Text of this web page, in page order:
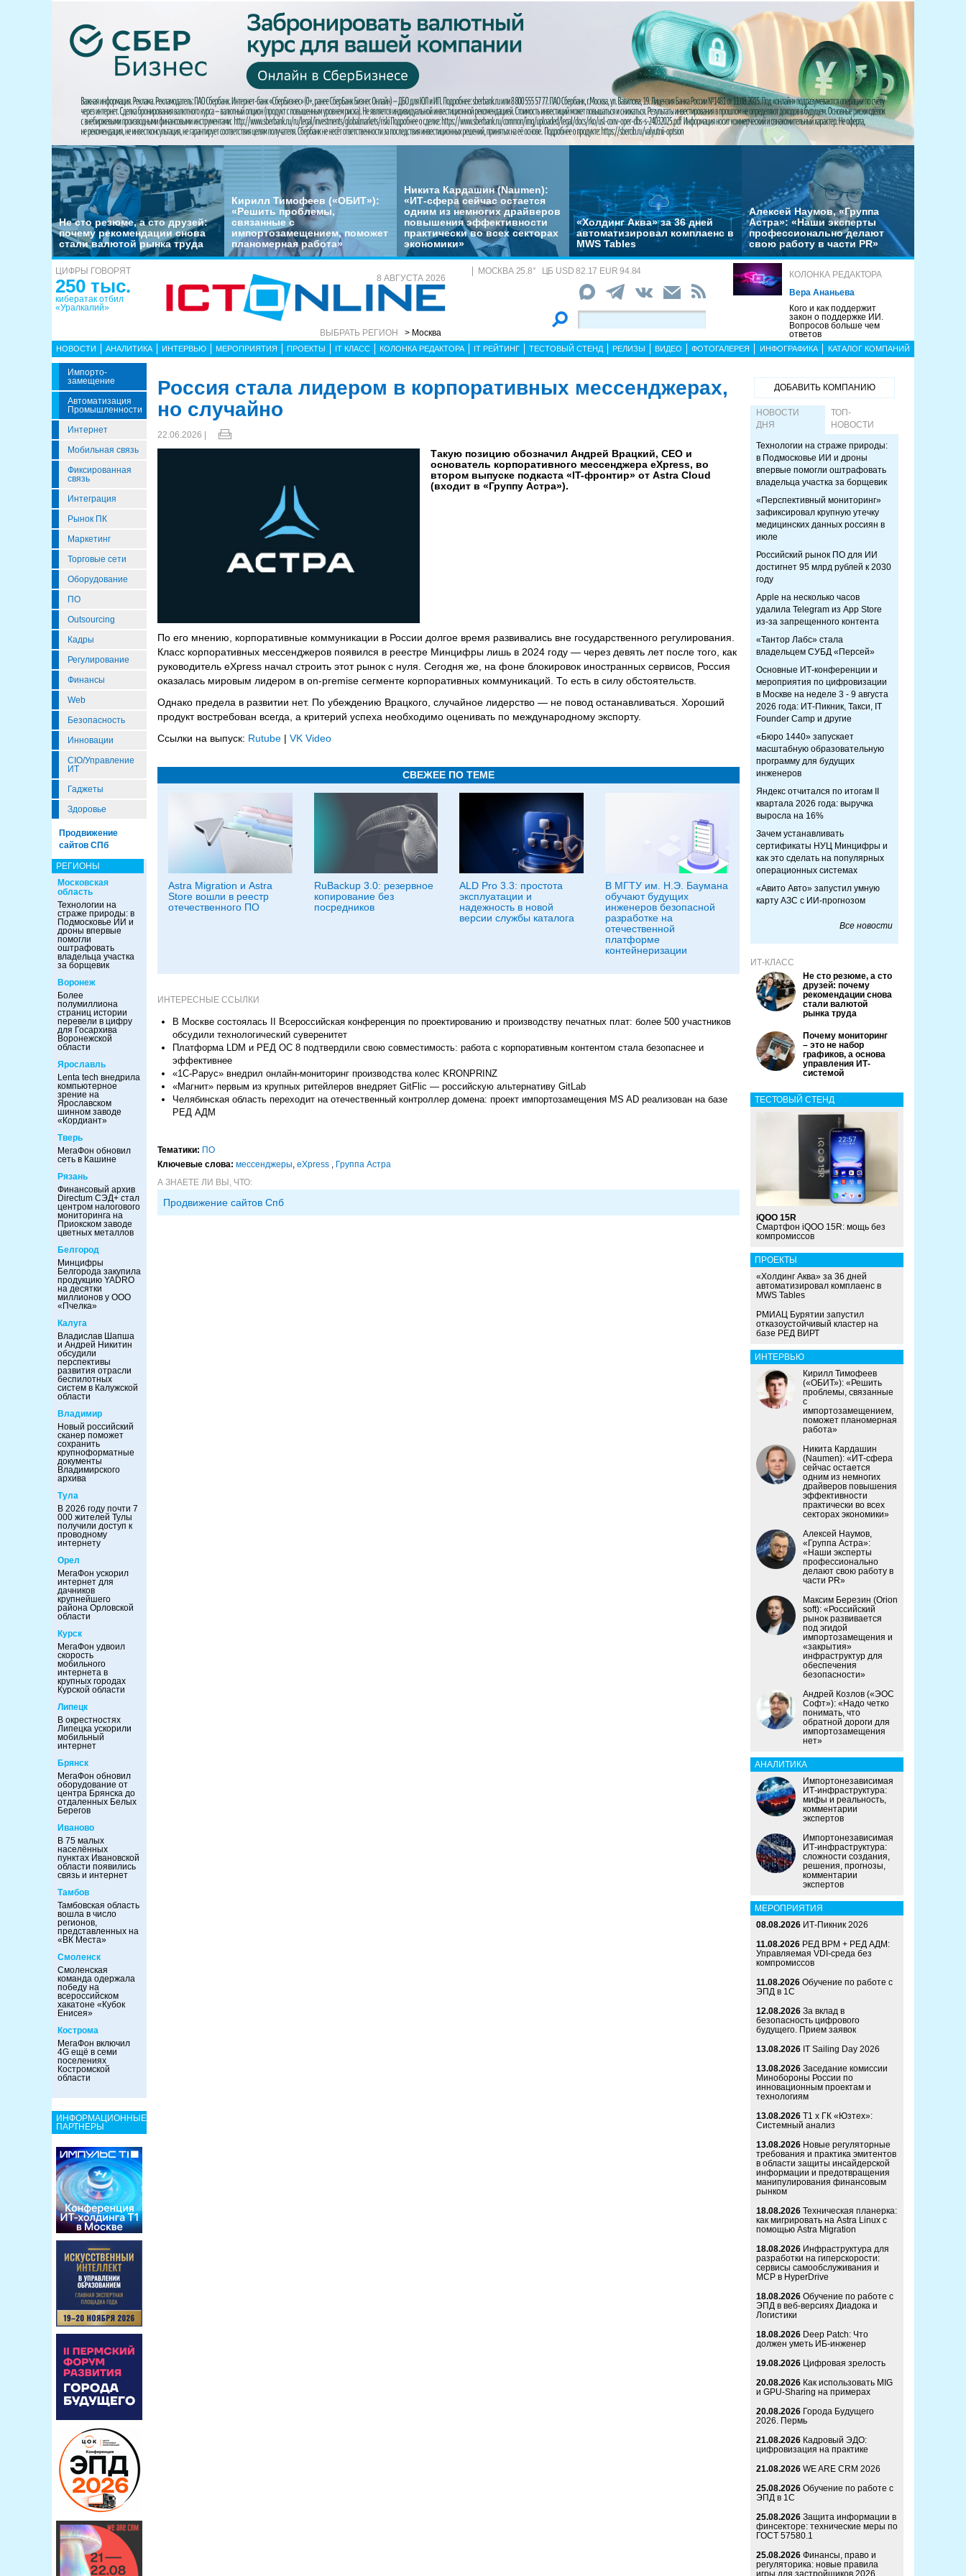
Не сто резюме, а сто друзей:
почему рекомендации снова
стали валютой рынка труда
Кирилл Тимофеев («ОБИТ»):
«Решить проблемы,
связанные с
импортозамещением, поможет
планомерная работа»
Никита Кардашин (Naumen):
«ИТ-сфера сейчас остается
одним из немногих драйверов
повышения эффективности
практически во всех секторах
экономики»
«Холдинг Аква» за 36 дней
автоматизировал комплаенс в
MWS Tables
Алексей Наумов, «Группа
Астра»: «Наши эксперты
профессионально делают
свою работу в части PR»
ЦИФРЫ ГОВОРЯТ
250 тыс.
кибератак отбил
«Уралкалий»
8 АВГУСТА 2026
ВЫБРАТЬ РЕГИОН > Москва
МОСКВА 25.8° ЦБ USD 82.17 EUR 94.84
КОЛОНКА РЕДАКТОРА
Вера Ананьева
Кого и как поддержит
закон о поддержке ИИ.
Вопросов больше чем
ответов
НОВОСТИ АНАЛИТИКА ИНТЕРВЬЮ МЕРОПРИЯТИЯ ПРОЕКТЫ IT КЛАСС КОЛОНКА РЕДАКТОРА IT РЕЙТИНГ ТЕСТОВЫЙ СТЕНД РЕЛИЗЫ ВИДЕО ФОТОГАЛЕРЕЯ ИНФОГРАФИКА КАТАЛОГ КОМПАНИЙ
Импорто­
Замещение
Автоматизация
Промышленности
Интернет
Мобильная связь
Фиксированная
связь
Интеграция
Рынок ПК
Маркетинг
Торговые сети
Оборудование
ПО
Outsourcing
Кадры
Регулирование
Финансы
Web
Безопасность
Инновации
CIO/Управление
ИТ
Гаджеты
Здоровье
Продвижение
сайтов СПб
РЕГИОНЫ
Московская
область
Технологии на
страже природы: в
Подмосковье ИИ и
дроны впервые
помогли
оштрафовать
владельца участка
за борщевик
Воронеж
Более
полумиллиона
страниц истории
перевели в цифру
для Госархива
Воронежской
области
Ярославль
Lenta tech внедрила
компьютерное
зрение на
Ярославском
шинном заводе
«Кордиант»
Тверь
МегаФон обновил
сеть в Кашине
Рязань
Финансовый архив
Directum СЭД+ стал
центром налогового
мониторинга на
Приокском заводе
цветных металлов
Белгород
Минцифры
Белгорода закупила
продукцию YADRO
на десятки
миллионов у ООО
«Пчелка»
Калуга
Владислав Шапша
и Андрей Никитин
обсудили
перспективы
развития отрасли
беспилотных
систем в Калужской
области
Владимир
Новый российский
сканер поможет
сохранить
крупноформатные
документы
Владимирского
архива
Тула
В 2026 году почти 7
000 жителей Тулы
получили доступ к
проводному
интернету
Орел
МегаФон ускорил
интернет для
дачников
крупнейшего
района Орловской
области
Курск
МегаФон удвоил
скорость
мобильного
интернета в
крупных городах
Курской области
Липецк
В окрестностях
Липецка ускорили
мобильный
интернет
Брянск
МегаФон обновил
оборудование от
центра Брянска до
отдаленных Белых
Берегов
Иваново
В 75 малых
населённых
пунктах Ивановской
области появились
связь и интернет
Тамбов
Тамбовская область
вошла в число
регионов,
представленных на
«ВК Места»
Смоленск
Смоленская
команда одержала
победу на
всероссийском
хакатоне «Кубок
Енисея»
Кострома
МегаФон включил
4G ещё в семи
поселениях
Костромской
области
ИНФОРМАЦИОННЫЕ
ПАРТНЕРЫ
Россия стала лидером в корпоративных мессенджерах,
но случайно
22.06.2026 |
Такую позицию обозначил Андрей Врацкий, CEO и
основатель корпоративного мессенджера eXpress, во
втором выпуске подкаста «IT-фронтир» от Astra Cloud
(входит в «Группу Астра»).
По его мнению, корпоративные коммуникации в России долгое время развивались вне государственного регулирования.
Класс корпоративных мессенджеров появился в реестре Минцифры лишь в 2024 году — через девять лет после того, как
руководитель eXpress начал строить этот рынок с нуля. Сегодня же, на фоне блокировок иностранных сервисов, Россия
оказалась мировым лидером в on-premise сегменте корпоративных коммуникаций. То есть в силу обстоятельств.
Однако предела в развитии нет. По убеждению Врацкого, случайное лидерство — не повод останавливаться. Хороший
продукт востребован всегда, а критерий успеха необходимо оценивать по международному экспорту.
Ссылки на выпуск: Rutube | VK Video
СВЕЖЕЕ ПО ТЕМЕ
Astra Migration и Astra
Store вошли в реестр
отечественного ПО
RuBackup 3.0: резервное
копирование без
посредников
ALD Pro 3.3: простота
эксплуатации и
надежность в новой
версии службы каталога
В МГТУ им. Н.Э. Баумана
обучают будущих
инженеров безопасной
разработке на
отечественной
платформе
контейнеризации
ИНТЕРЕСНЫЕ ССЫЛКИ
В Москве состоялась II Всероссийская конференция по проектированию и производству печатных плат: более 500 участников
обсудили технологический суверенитет
Платформа LDM и РЕД ОС 8 подтвердили свою совместимость: работа с корпоративным контентом стала безопаснее и
эффективнее
«1С-Рарус» внедрил онлайн-мониторинг производства колес KRONPRINZ
«Магнит» первым из крупных ритейлеров внедряет GitFlic — российскую альтернативу GitLab
Челябинская область переходит на отечественный контроллер домена: проект импортозамещения MS AD реализован на базе
РЕД АДМ
Тематики: ПО
Ключевые слова: мессенджеры, eXpress , Группа Астра
А ЗНАЕТЕ ЛИ ВЫ, ЧТО:
Продвижение сайтов Спб
ДОБАВИТЬ КОМПАНИЮ
НОВОСТИ
ДНЯ
ТОП-
НОВОСТИ
Технологии на страже природы:
в Подмосковье ИИ и дроны
впервые помогли оштрафовать
владельца участка за борщевик
«Перспективный мониторинг»
зафиксировал крупную утечку
медицинских данных россиян в
июле
Российский рынок ПО для ИИ
достигнет 95 млрд рублей к 2030
году
Apple на несколько часов
удалила Telegram из App Store
из-за запрещенного контента
«Тантор Лабс» стала
владельцем СУБД «Персей»
Основные ИТ-конференции и
мероприятия по цифровизации
в Москве на неделе 3 - 9 августа
2026 года: ИТ-Пикник, Такси, IT
Founder Camp и другие
«Бюро 1440» запускает
масштабную образовательную
программу для будущих
инженеров
Яндекс отчитался по итогам II
квартала 2026 года: выручка
выросла на 16%
Зачем устанавливать
сертификаты НУЦ Минцифры и
как это сделать на популярных
операционных системах
«Авито Авто» запустил умную
карту АЗС с ИИ-прогнозом
Все новости
ИТ-КЛАСС
Не сто резюме, а сто
друзей: почему
рекомендации снова
стали валютой
рынка труда
Почему мониторинг
– это не набор
графиков, а основа
управления ИТ-
системой
ТЕСТОВЫЙ СТЕНД
iQOO 15R
Смартфон iQOO 15R: мощь без
компромиссов
ПРОЕКТЫ
«Холдинг Аква» за 36 дней
автоматизировал комплаенс в
MWS Tables
РМИАЦ Бурятии запустил
отказоустойчивый кластер на
базе РЕД ВИРТ
ИНТЕРВЬЮ
Кирилл Тимофеев
(«ОБИТ»): «Решить
проблемы, связанные
с
импортозамещением,
поможет планомерная
работа»
Никита Кардашин
(Naumen): «ИТ-сфера
сейчас остается
одним из немногих
драйверов повышения
эффективности
практически во всех
секторах экономики»
Алексей Наумов,
«Группа Астра»:
«Наши эксперты
профессионально
делают свою работу в
части PR»
Максим Березин (Orion
soft): «Российский
рынок развивается
под эгидой
импортозамещения и
«закрытия»
инфраструктур для
обеспечения
безопасности»
Андрей Козлов («ЭОС
Софт»): «Надо четко
понимать, что
обратной дороги для
импортозамещения
нет»
АНАЛИТИКА
Импортонезависимая
ИТ-инфраструктура:
мифы и реальность,
комментарии
экспертов
Импортонезависимая
ИТ-инфраструктура:
сложности создания,
решения, прогнозы,
комментарии
экспертов
МЕРОПРИЯТИЯ
08.08.2026 ИТ-Пикник 2026
11.08.2026 РЕД ВРМ + РЕД АДМ:
Управляемая VDI-среда без
компромиссов
11.08.2026 Обучение по работе с
ЭПД в 1С
12.08.2026 За вклад в
безопасность цифрового
будущего. Прием заявок
13.08.2026 IT Sailing Day 2026
13.08.2026 Заседание комиссии
Минобороны России по
инновационным проектам и
технологиям
13.08.2026 Т1 x ГК «Юзтех»:
Системный анализ
13.08.2026 Новые регуляторные
требования и практика эмитентов
в области защиты инсайдерской
информации и предотвращения
манипулирования финансовым
рынком
18.08.2026 Техническая планерка:
как мигрировать на Astra Linux с
помощью Astra Migration
18.08.2026 Инфраструктура для
разработки на гиперскорости:
сервисы самообслуживания и
MCP в HyperDrive
18.08.2026 Обучение по работе с
ЭПД в веб-версиях Диадока и
Логистики
18.08.2026 Deep Patch: Что
должен уметь ИБ-инженер
19.08.2026 Цифровая зрелость
20.08.2026 Как использовать MIG
и GPU-Sharing на примерах
20.08.2026 Города Будущего
2026. Пермь
21.08.2026 Кадровый ЭДО:
цифровизация на практике
21.08.2026 WE ARE CRM 2026
25.08.2026 Обучение по работе с
ЭПД в 1С
25.08.2026 Защита информации в
финсекторе: технические меры по
ГОСТ 57580.1
25.08.2026 Финансы, право и
регуляторика: новые правила